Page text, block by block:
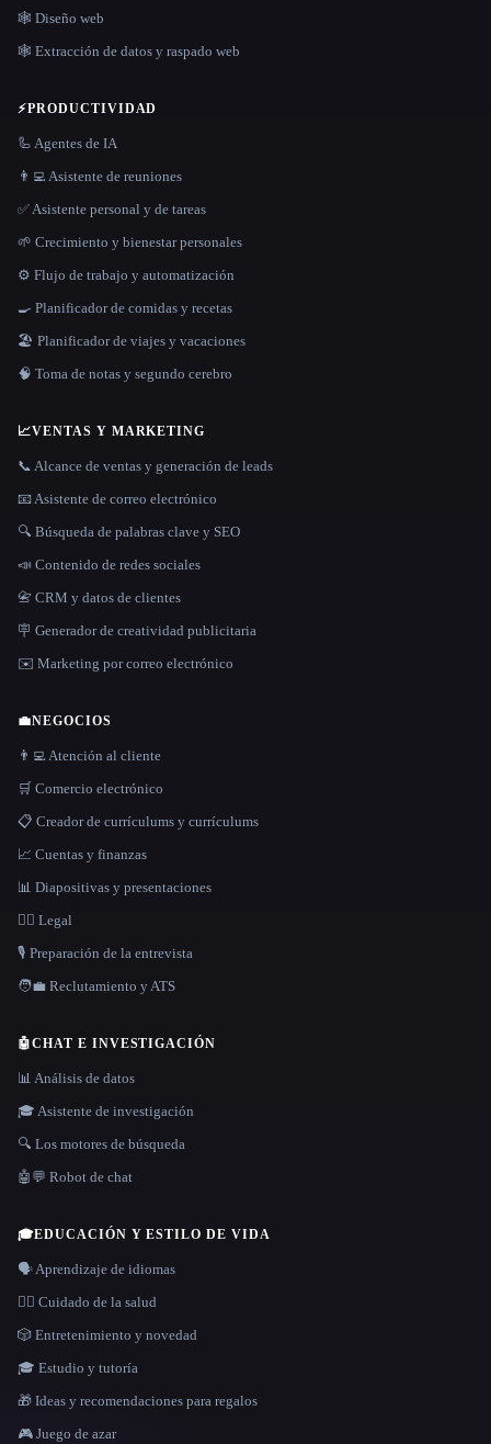
🕸 Diseño web
🕸️ Extracción de datos y raspado web
⚡PRODUCTIVIDAD
🦾 Agentes de IA
👨‍💻 Asistente de reuniones
✅ Asistente personal y de tareas
🌱 Crecimiento y bienestar personales
⚙️ Flujo de trabajo y automatización
🍳 Planificador de comidas y recetas
🏖 Planificador de viajes y vacaciones
🧠 Toma de notas y segundo cerebro
📈VENTAS Y MARKETING
📞 Alcance de ventas y generación de leads
📧 Asistente de correo electrónico
🔍 Búsqueda de palabras clave y SEO
📣 Contenido de redes sociales
📇 CRM y datos de clientes
🪧 Generador de creatividad publicitaria
✉️ Marketing por correo electrónico
💼NEGOCIOS
👨‍💻 Atención al cliente
🛒 Comercio electrónico
📋 Creador de currículums y currículums
📈 Cuentas y finanzas
📊 Diapositivas y presentaciones
👩‍⚖️ Legal
🎙️ Preparación de la entrevista
🧑‍💼 Reclutamiento y ATS
🤖CHAT E INVESTIGACIÓN
📊 Análisis de datos
🎓 Asistente de investigación
🔍 Los motores de búsqueda
🤖💬 Robot de chat
🎓EDUCACIÓN Y ESTILO DE VIDA
🗣️ Aprendizaje de idiomas
👩‍⚕️ Cuidado de la salud
🎲 Entretenimiento y novedad
🎓 Estudio y tutoría
🎁 Ideas y recomendaciones para regalos
🎮 Juego de azar